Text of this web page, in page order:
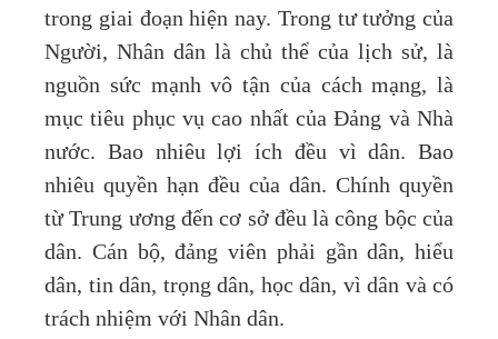
trong giai đoạn hiện nay. Trong tư tưởng của
Người, Nhân dân là chủ thể của lịch sử, là
nguồn sức mạnh vô tận của cách mạng, là
mục tiêu phục vụ cao nhất của Đảng và Nhà
nước. Bao nhiêu lợi ích đều vì dân. Bao
nhiêu quyền hạn đều của dân. Chính quyền
từ Trung ương đến cơ sở đều là công bộc của
dân. Cán bộ, đảng viên phải gần dân, hiểu
dân, tin dân, trọng dân, học dân, vì dân và có
trách nhiệm với Nhân dân.